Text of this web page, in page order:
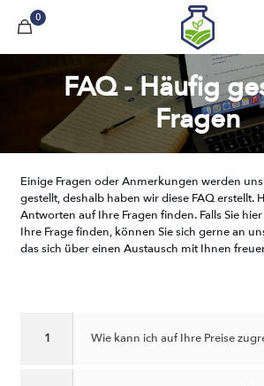
0
FAQ - Häufig
Fragen
Einige Fragen oder Anmerkungen werden
gestellt, deshalb haben wir diese FAQ erstellt.
Antworten auf Ihre Fragen finden. Falls Sie
Ihre Frage finden, können Sie sich gerne an
das sich über einen Austausch mit Ihnen
1 Wie kann ich auf Ihre Preise